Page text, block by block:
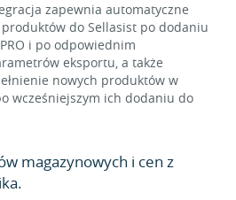
zapewnia automatyczne
do Sellasist po dodaniu
i po odpowiednim
eksportu, a także
nowych produktów w
wcześniejszym ich dodaniu do
magazynowych i cen z